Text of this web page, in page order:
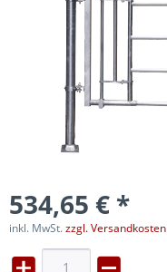
534,65 € *
inkl. MwSt.zzgl. Versandkosten